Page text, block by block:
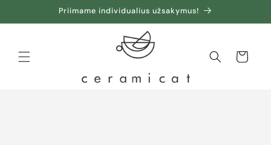
Priimame individualius užsakymus!
Krepšelis